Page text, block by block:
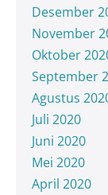
Desember
November
Oktober
September
Agustus
Juli 2020
Juni 2020
Mei 2020
April 2020